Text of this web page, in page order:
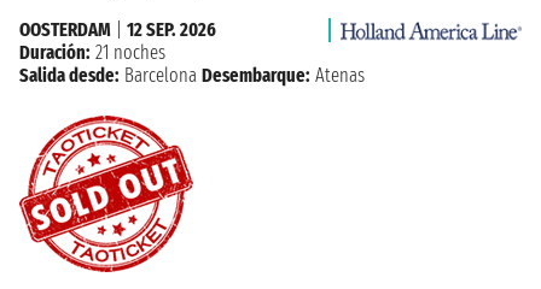
OOSTERDAM
12 SEP. 2026
Duración: 21 noches
Salida desde: Barcelona Desembarque: Atenas